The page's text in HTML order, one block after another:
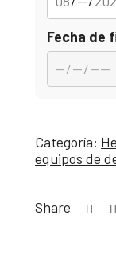
Fecha de
Categoría:
equipos de
Share